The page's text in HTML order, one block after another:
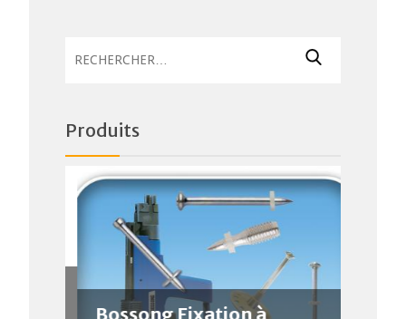
Produits
Bossong Fixation à